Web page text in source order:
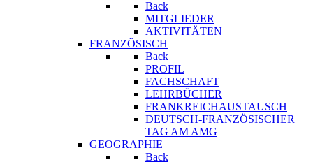
Back
MITGLIEDER
AKTIVITÄTEN
FRANZÖSISCH
Back
PROFIL
FACHSCHAFT
LEHRBÜCHER
FRANKREICHAUSTAUSCH
DEUTSCH-FRANZÖSISCHER
TAG AM AMG
GEOGRAPHIE
Back